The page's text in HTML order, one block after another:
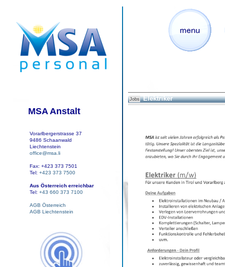
MSA Anstalt
Vorarlbergerstrasse 37
9486 Schaanwald
Liechtenstein
office@msa.li
Fax: +423 373 7501
Tel: +423 373 7500
Aus Österreich erreichbar
Tel: +43 660 373 7100
AGB Österreich
AGB Liechtenstein
Jobs Elektriker